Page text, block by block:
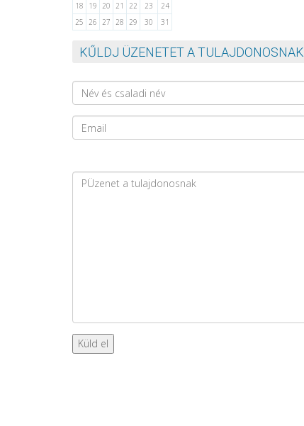
18
19 20 21 22 23
24
25 26 27 28 29 30 31
KŰLDJ ÜZENETET A TULAJDONOSNAK
Küld el